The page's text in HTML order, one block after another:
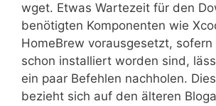
wget. Etwas Wartezeit für den
benötigten Komponenten wie
HomeBrew vorausgesetzt,
schon installiert worden sind,
ein paar Befehlen nachholen.
bezieht sich auf den älteren